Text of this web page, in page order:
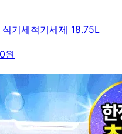
기세척기세제 18.75L
원